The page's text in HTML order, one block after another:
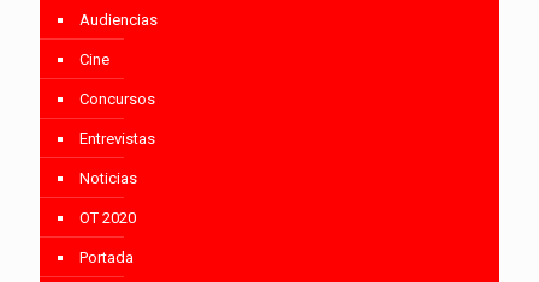
Audiencias
Cine
Concursos
Entrevistas
Noticias
OT 2020
Portada